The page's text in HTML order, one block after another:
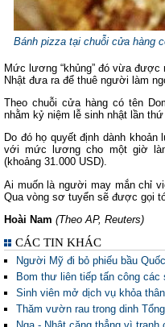
Bánh pizza tại chuỗi cửa hàng
Mức lương “khủng” đó vừa được
Nhật đưa ra để thuê người làm
Theo chuỗi cửa hàng có tên
nhằm kỷ niệm lễ sinh nhật lần thứ
Do đó họ quyết định dành
với mức lương cho một giờ
(khoảng 31.000 USD).
Ai muốn là người may mắn chỉ
Qua vòng sơ tuyển sẽ được gọi
Hoài Nam (Theo AP, Reuters)
CÁC TIN KHÁC
Người Mỹ đi bỏ phiếu bầu
Bom thư liên tiếp tấn công các
Sinh viên mở dịch vụ khỏa
Thăm vườn rau trong dinh